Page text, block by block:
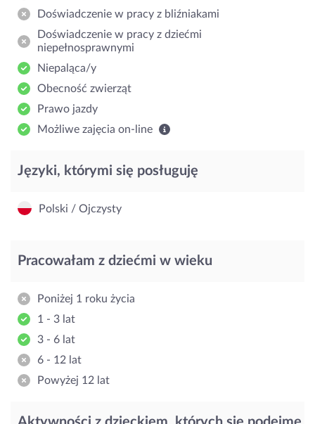
Doświadczenie w pracy z bliźniakami
Doświadczenie w pracy z dziećmi
niepełnosprawnymi
Niepaląca/y
Obecność zwierząt
Prawo jazdy
Możliwe zajęcia on-line
Języki, którymi się posługuję
Polski / Ojczysty
Pracowałam z dziećmi w wieku
Poniżej 1 roku życia
1 - 3 lat
3 - 6 lat
6 - 12 lat
Powyżej 12 lat